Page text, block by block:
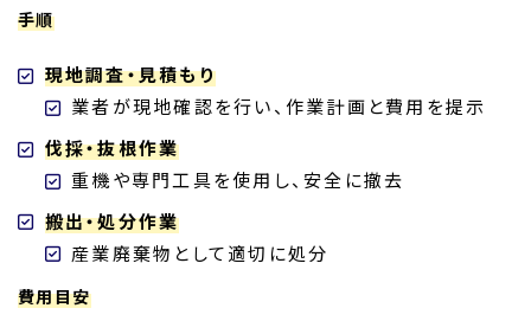
手順
現地調査・見積もり
業者が現地確認を行い、作業計画と費用を提示
伐採・抜根作業
重機や専門工具を使用し、安全に撤去
搬出・処分作業
産業廃棄物として適切に処分
費用目安